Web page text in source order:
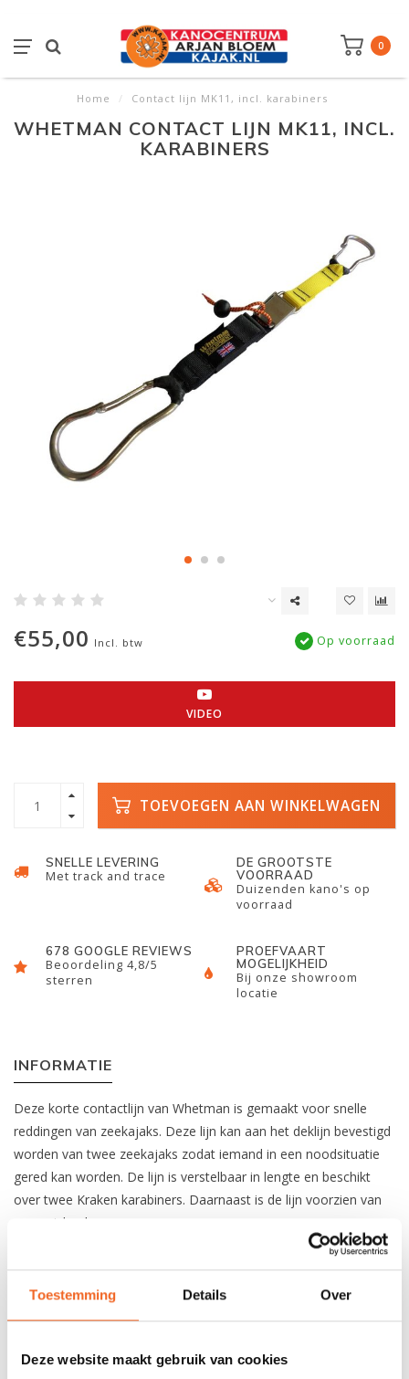
Toestemming Details Over
Deze website maakt gebruik van cookies
0
Home / Contact lijn MK11, incl. karabiners
WHETMAN CONTACT LIJN MK11, INCL.
KARABINERS
€55,00 Incl. btw Op voorraad
VIDEO
TOEVOEGEN AAN WINKELWAGEN
SNELLE LEVERING
Met track and trace
DE GROOTSTE
VOORRAAD
Duizenden kano's op
voorraad
678 GOOGLE REVIEWS
Beoordeling 4,8/5
sterren
PROEFVAART
MOGELIJKHEID
Bij onze showroom
locatie
INFORMATIE
Deze korte contactlijn van Whetman is gemaakt voor snelle
reddingen van zeekajaks. Deze lijn kan aan het deklijn bevestigd
worden van twee zeekajaks zodat iemand in een noodsituatie
gered kan worden. De lijn is verstelbaar in lengte en beschikt
over twee Kraken karabiners. Daarnaast is de lijn voorzien van
een quick release gesp.
REVIEWS